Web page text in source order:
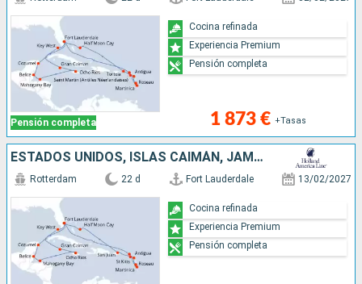
Pensión completa 1 873 € +Tasas
Cocina refinada
Experiencia Premium
Pensión completa
ESTADOS UNIDOS, ISLAS CAIMÁN, JAMAICA, HONDURAS, BELICE, MÉXICO, SAN MARTÍN, DOMINICA, MARTINICA, ANTIGUA Y BARBUDA, PORTO RICO, BAHAMAS
Rotterdam 22 d Fort Lauderdale 13/02/2027
Cocina refinada
Experiencia Premium
Pensión completa